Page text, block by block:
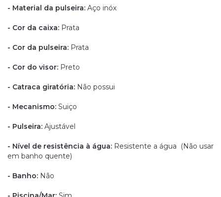
- Material da pulseira: Aço inóx
- Cor da caixa: Prata
- Cor da pulseira: Prata
- Cor do visor: Preto
- Catraca giratória: Não possui
- Mecanismo: Suiço
- Pulseira: Ajustável
- Nível de resistência à água: Resistente a água (Não usar
em banho quente)
- Banho: Não